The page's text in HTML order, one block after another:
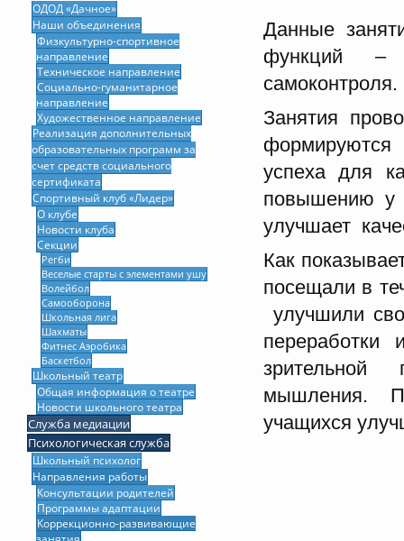
ОДОД «Дачное»
Наши объединения
Физкультурно-спортивное
направление
Техническое направление
Социально-гуманитарное
направление
Художественное направление
Реализация дополнительных
образовательных программ за
счет средств социального
сертификата
Спортивный клуб «Лидер»
О клубе
Новости клуба
Секции
Регби
Веселые старты с элементами ушу
Волейбол
Самооборона
Школьная лига
Шахматы
Фитнес Аэробика
Баскетбол
Школьный театр
Общая информация о театре
Новости школьного театра
Служба медиации
Психологическая служба
Школьный психолог
Направления работы
Консультации родителей
Программы адаптации
Коррекционно-развивающие
Данные
функций –
Занятия
формируются
успеха для
повышению у
улучшает
Как
посещали в
улучшили
переработки
зрительной
мышления.
учащихся